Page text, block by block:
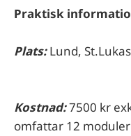
Praktisk
Plats:Lund,
Kostnad:7500 kr
omfattar 12